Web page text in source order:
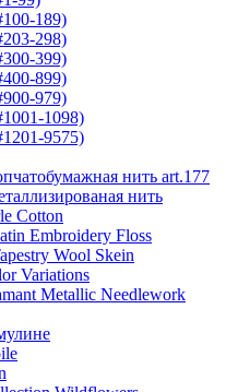
189)
298)
399)
899)
979)
1098)
9575)
нить art.177
нить
Cotton
Embroidery Floss
Wool Skein
Variations
Metallic Needlework